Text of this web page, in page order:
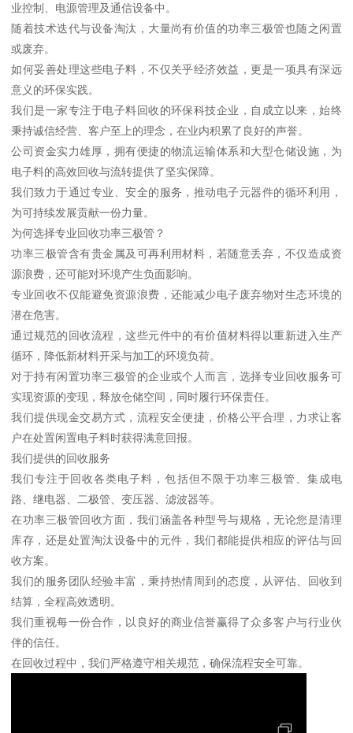
业控制、电源管理及通信设备中。
随着技术迭代与设备淘汰，大量尚有价值的功率三极管也随之闲置
或废弃。
如何妥善处理这些电子料，不仅关乎经济效益，更是一项具有深远
意义的环保实践。
我们是一家专注于电子料回收的环保科技企业，自成立以来，始终
秉持诚信经营、客户至上的理念，在业内积累了良好的声誉。
公司资金实力雄厚，拥有便捷的物流运输体系和大型仓储设施，为
电子料的高效回收与流转提供了坚实保障。
我们致力于通过专业、安全的服务，推动电子元器件的循环利用，
为可持续发展贡献一份力量。
为何选择专业回收功率三极管？
功率三极管含有贵金属及可再利用材料，若随意丢弃，不仅造成资
源浪费，还可能对环境产生负面影响。
专业回收不仅能避免资源浪费，还能减少电子废弃物对生态环境的
潜在危害。
通过规范的回收流程，这些元件中的有价值材料得以重新进入生产
循环，降低新材料开采与加工的环境负荷。
对于持有闲置功率三极管的企业或个人而言，选择专业回收服务可
实现资源的变现，释放仓储空间，同时履行环保责任。
我们提供现金交易方式，流程安全便捷，价格公平合理，力求让客
户在处置闲置电子料时获得满意回报。
我们提供的回收服务
我们专注于回收各类电子料，包括但不限于功率三极管、集成电
路、继电器、二极管、变压器、滤波器等。
在功率三极管回收方面，我们涵盖各种型号与规格，无论您是清理
库存，还是处置淘汰设备中的元件，我们都能提供相应的评估与回
收方案。
我们的服务团队经验丰富，秉持热情周到的态度，从评估、回收到
结算，全程高效透明。
我们重视每一份合作，以良好的商业信誉赢得了众多客户与行业伙
伴的信任。
在回收过程中，我们严格遵守相关规范，确保流程安全可靠。